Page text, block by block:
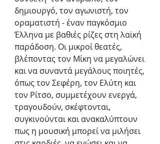
δημιουργό, τον αγωνιστή, τον
οραματιστή - έναν παγκόσμιο
Έλληνα με βαθιές ρίζες στη λαϊκή
παράδοση. Οι μικροί θεατές,
βλέποντας τον Μίκη να μεγαλώνει
και να συναντά μεγάλους ποιητές,
όπως τον Σεφέρη, τον Ελύτη και
τον Ρίτσο, συμμετέχουν ενεργά,
τραγουδούν, σκέφτονται,
συγκινούνται και ανακαλύπτουν
πως η μουσική μπορεί να μιλήσει